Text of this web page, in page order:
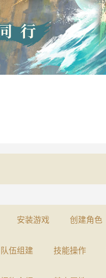
安装游戏 创建角色
队伍组建 技能操作